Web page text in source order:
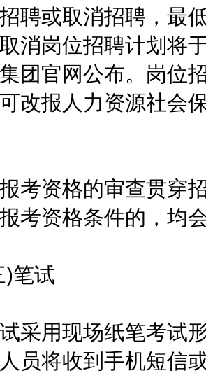
聘或取消招聘，最
消岗位招聘计划将
团官网公布。岗位
改报人力资源社会
资格的审查贯穿招
考资格条件的，均
试
用现场纸笔考试形
员将收到手机短信